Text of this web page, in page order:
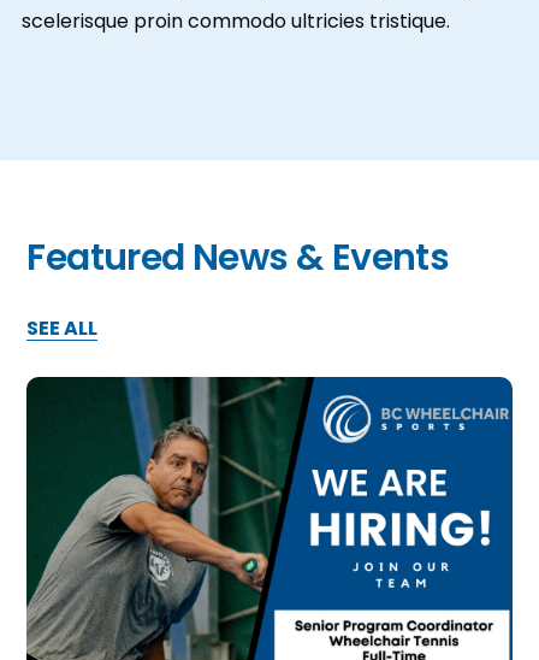
scelerisque proin commodo ultricies tristique.
Featured News & Events
SEE ALL